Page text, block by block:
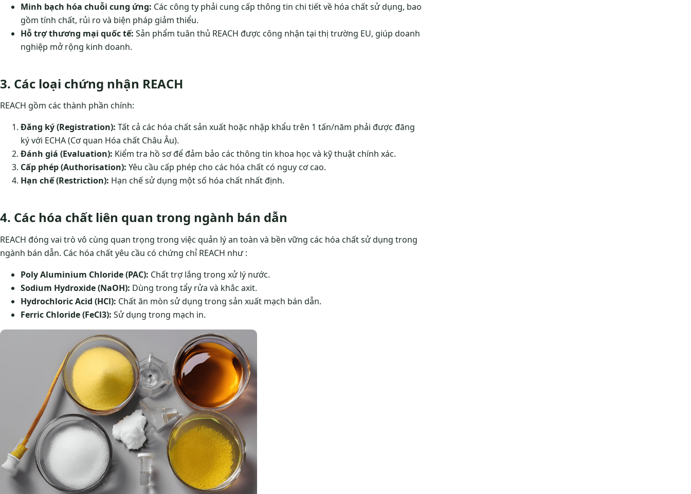
Minh bạch hóa chuỗi cung ứng: Các công ty phải cung cấp thông tin chi tiết về hóa chất sử dụng, bao
gồm tính chất, rủi ro và biện pháp giảm thiểu.
Hỗ trợ thương mại quốc tế: Sản phẩm tuân thủ REACH được công nhận tại thị trường EU, giúp doanh
nghiệp mở rộng kinh doanh.
3. Các loại chứng nhận REACH
REACH gồm các thành phần chính:
Đăng ký (Registration): Tất cả các hóa chất sản xuất hoặc nhập khẩu trên 1 tấn/năm phải được đăng
ký với ECHA (Cơ quan Hóa chất Châu Âu).
Đánh giá (Evaluation): Kiểm tra hồ sơ để đảm bảo các thông tin khoa học và kỹ thuật chính xác.
Cấp phép (Authorisation): Yêu cầu cấp phép cho các hóa chất có nguy cơ cao.
Hạn chế (Restriction): Hạn chế sử dụng một số hóa chất nhất định.
4. Các hóa chất liên quan trong ngành bán dẫn
REACH đóng vai trò vô cùng quan trọng trong việc quản lý an toàn và bền vững các hóa chất sử dụng trong
ngành bán dẫn. Các hóa chất yêu cầu có chứng chỉ REACH như :
Poly Aluminium Chloride (PAC): Chất trợ lắng trong xử lý nước​​.
Sodium Hydroxide (NaOH): Dùng trong tẩy rửa và khắc axit​​​.
Hydrochloric Acid (HCl): Chất ăn mòn sử dụng trong sản xuất mạch bán dẫn​​.
Ferric Chloride (FeCl3): Sử dụng trong mạch in​.